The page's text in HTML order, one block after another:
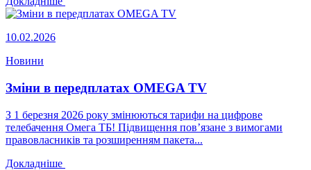
10.02.2026
Новини
Зміни в передплатах OMEGA TV
З 1 березня 2026 року змінюються тарифи на цифрове
телебачення Омега ТБ! Підвищення пов’язане з вимогами
правовласників та розширенням пакета...
Докладніше